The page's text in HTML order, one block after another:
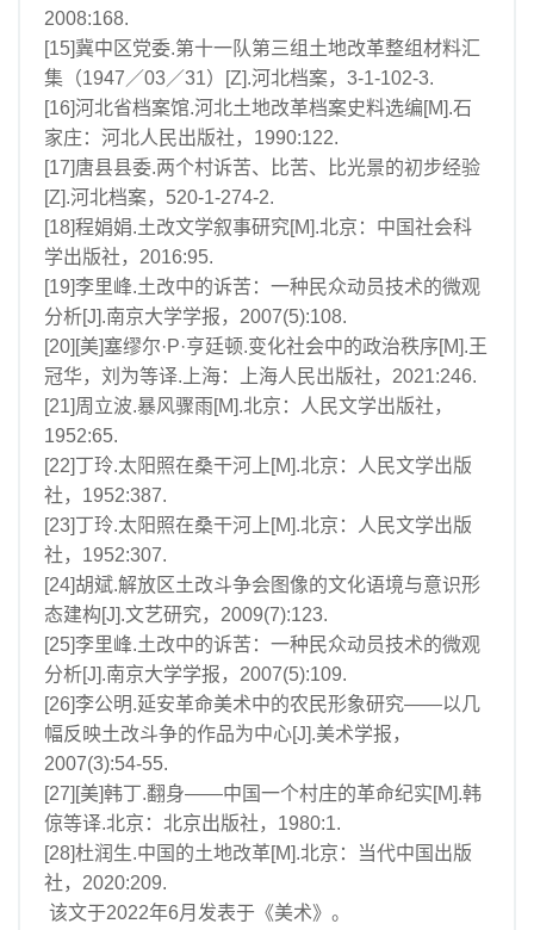
2008:168.
[15]冀中区党委.第十一队第三组土地改革整组材料汇
集（1947／03／31）[Z].河北档案，3-1-102-3.
[16]河北省档案馆.河北土地改革档案史料选编[M].石
家庄：河北人民出版社，1990:122.
[17]唐县县委.两个村诉苦、比苦、比光景的初步经验
[Z].河北档案，520-1-274-2.
[18]程娟娟.土改文学叙事研究[M].北京：中国社会科
学出版社，2016:95.
[19]李里峰.土改中的诉苦：一种民众动员技术的微观
分析[J].南京大学学报，2007(5):108.
[20][美]塞缪尔·P·亨廷顿.变化社会中的政治秩序[M].王
冠华，刘为等译.上海：上海人民出版社，2021:246.
[21]周立波.暴风骤雨[M].北京：人民文学出版社，
1952:65.
[22]丁玲.太阳照在桑干河上[M].北京：人民文学出版
社，1952:387.
[23]丁玲.太阳照在桑干河上[M].北京：人民文学出版
社，1952:307.
[24]胡斌.解放区土改斗争会图像的文化语境与意识形
态建构[J].文艺研究，2009(7):123.
[25]李里峰.土改中的诉苦：一种民众动员技术的微观
分析[J].南京大学学报，2007(5):109.
[26]李公明.延安革命美术中的农民形象研究——以几
幅反映土改斗争的作品为中心[J].美术学报，
2007(3):54-55.
[27][美]韩丁.翻身——中国一个村庄的革命纪实[M].韩
倞等译.北京：北京出版社，1980:1.
[28]杜润生.中国的土地改革[M].北京：当代中国出版
社，2020:209.
该文于2022年6月发表于《美术》。